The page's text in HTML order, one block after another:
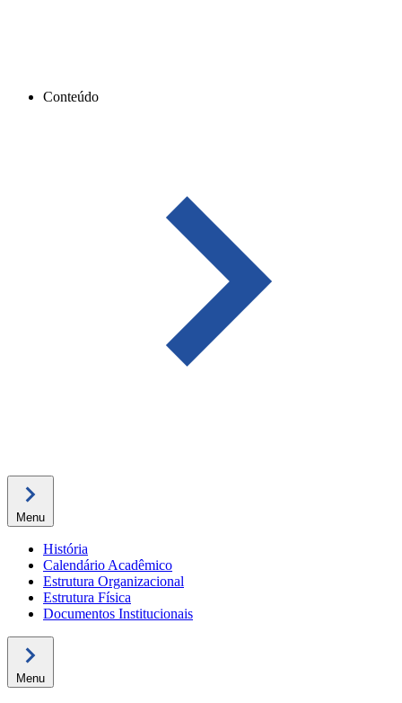
Conteúdo
Menu
História
Calendário Acadêmico
Estrutura Organizacional
Estrutura Física
Documentos Institucionais
Menu